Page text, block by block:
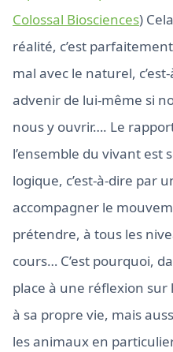
Colossal Biosciences)
réalité, c’est
mal avec le naturel,
advenir de lui-même si
nous y ouvrir…. Le
l’ensemble du vivant est
logique, c’est-à-dire par
accompagner le
prétendre, à tous les
cours… C’est pourquoi,
place à une réflexion sur
à sa propre vie, mais
les animaux en